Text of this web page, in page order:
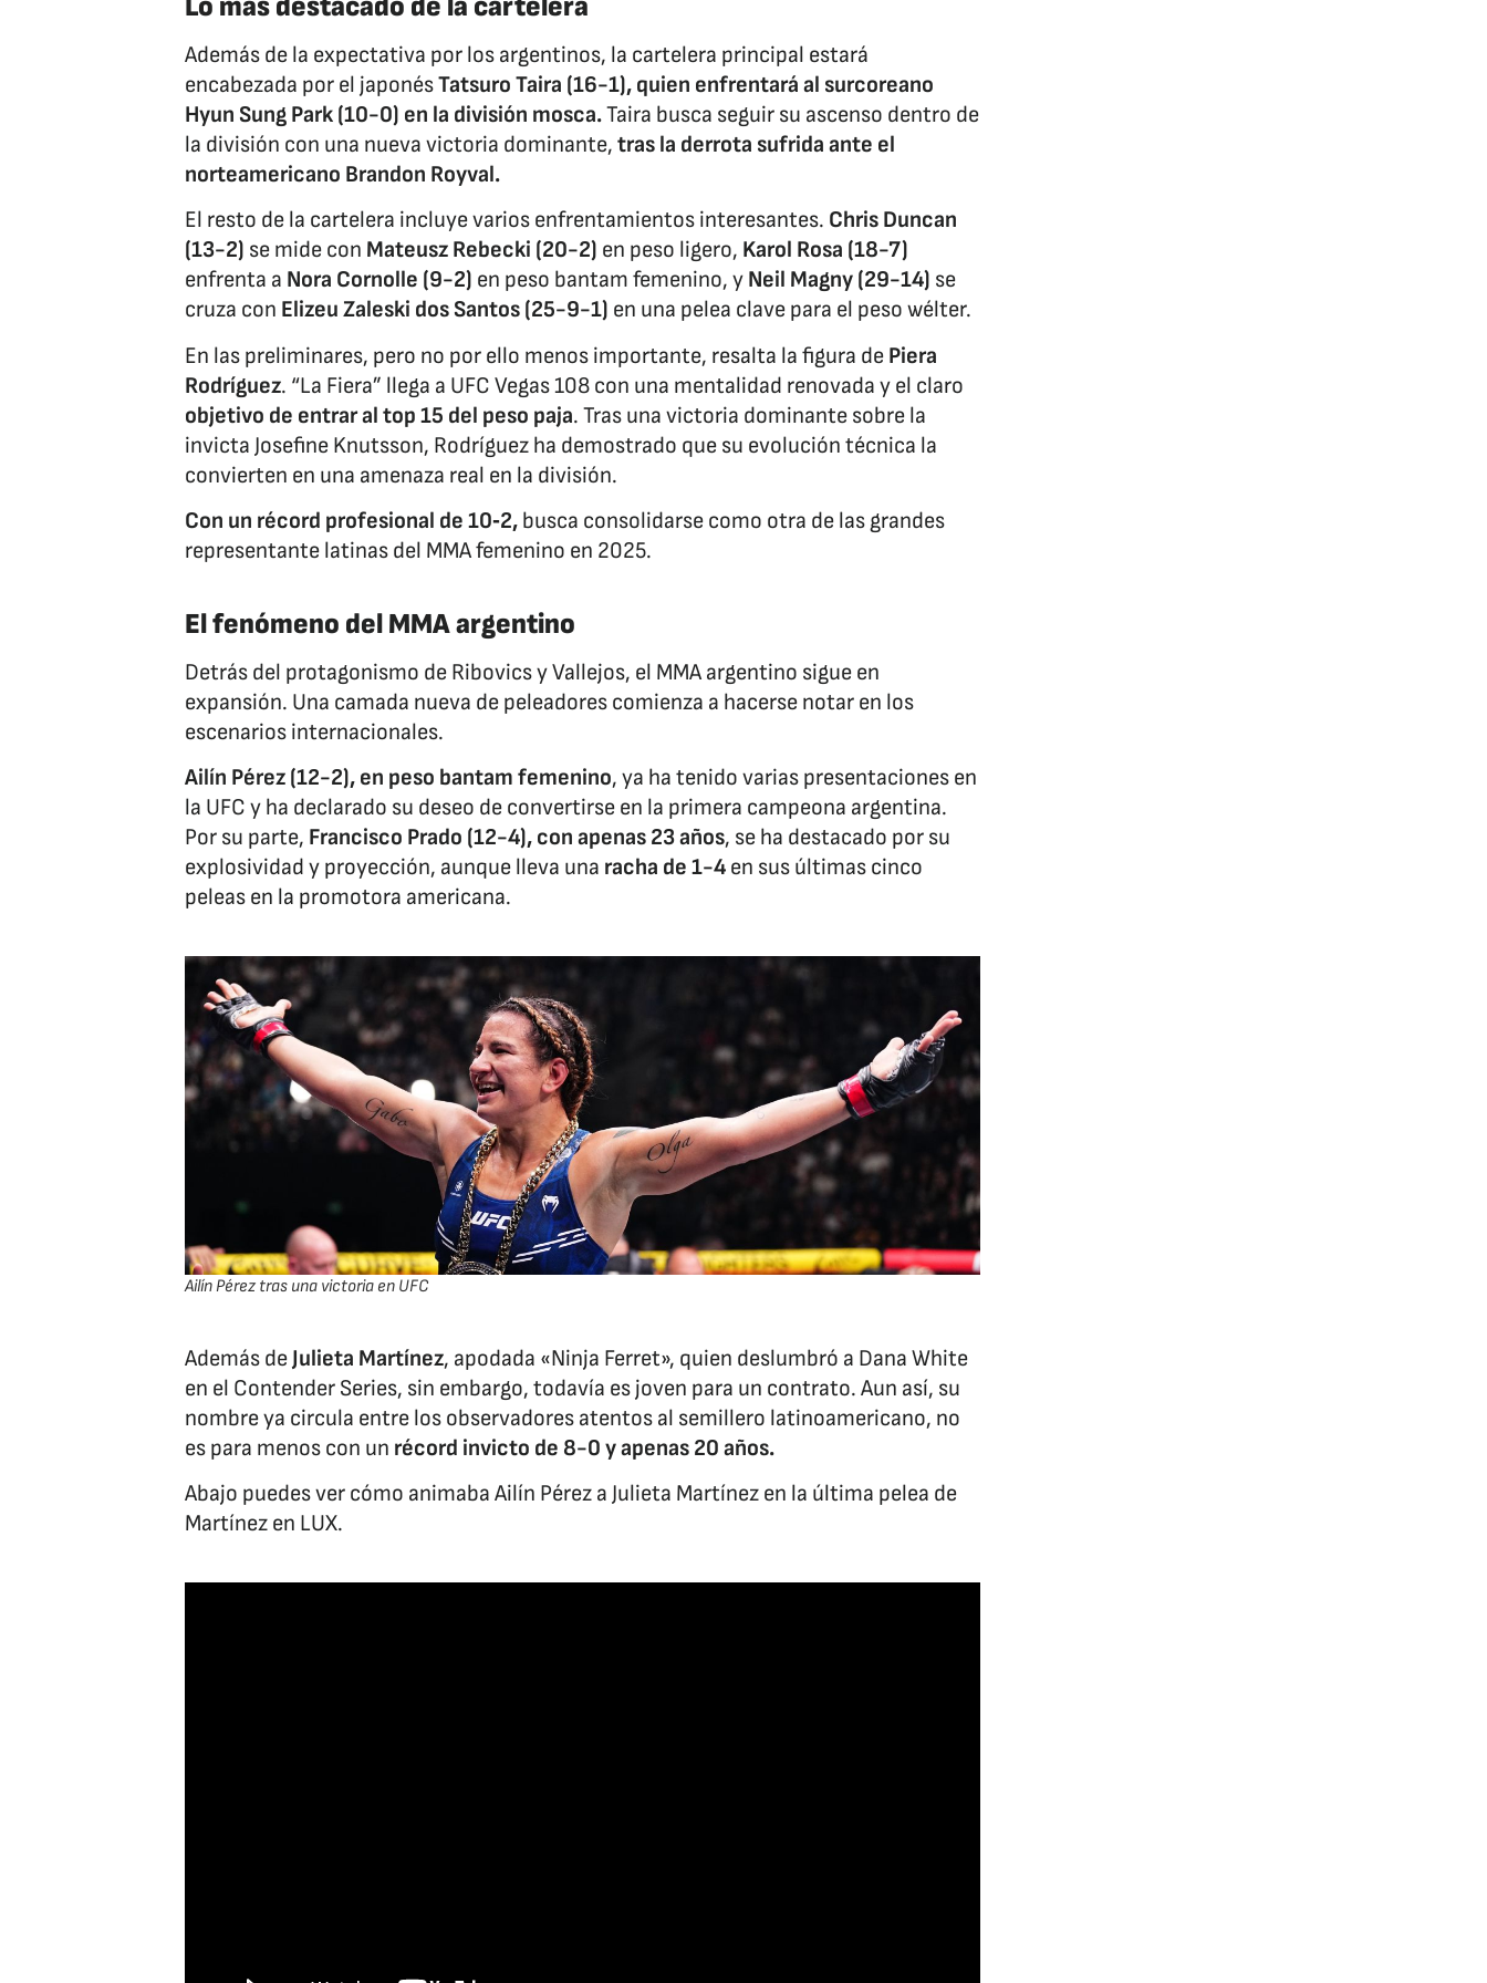
Lo más destacado de la cartelera
Además de la expectativa por los argentinos, la cartelera principal estará
encabezada por el japonésTatsuro Taira (16-1), quien enfrentará al surcoreano
Hyun Sung Park (10-0) en la división mosca.Taira busca seguir su ascenso dentro de
la división con una nueva victoria dominante, tras la derrota sufrida ante el
norteamericano Brandon Royval.
El resto de la cartelera incluye varios enfrentamientos interesantes. Chris Duncan
(13-2) se mide con Mateusz Rebecki (20-2) en peso ligero, Karol Rosa (18-7)
enfrenta a Nora Cornolle (9-2) en peso bantam femenino, y Neil Magny (29-14) se
cruza con Elizeu Zaleski dos Santos (25-9-1) en una pelea clave para el peso wélter.
En las preliminares, pero no por ello menos importante, resalta la figura de Piera
Rodríguez. “La Fiera” llega a UFC Vegas 108 con una mentalidad renovada y el claro
objetivo de entrar al top 15 del peso paja. Tras una victoria dominante sobre la
invicta Josefine Knutsson, Rodríguez ha demostrado que su evolución técnica la
convierten en una amenaza real en la división.
Con un récord profesional de 10‑2, busca consolidarse como otra de las grandes
representante latinas del MMA femenino en 2025.
El fenómeno del MMA argentino
Detrás del protagonismo de Ribovics y Vallejos, el MMA argentino sigue en
expansión. Una camada nueva de peleadores comienza a hacerse notar en los
escenarios internacionales.
Ailín Pérez (12-2), en peso bantam femenino, ya ha tenido varias presentaciones en
la UFC y ha declarado su deseo de convertirse en la primera campeona argentina.
Por su parte, Francisco Prado (12-4), con apenas 23 años, se ha destacado por su
explosividad y proyección, aunque lleva una racha de 1-4 en sus últimas cinco
peleas en la promotora americana.
Ailín Pérez tras una victoria en UFC
Además de Julieta Martínez, apodada «Ninja Ferret», quien deslumbró a Dana White
en el Contender Series, sin embargo, todavía es joven para un contrato. Aun así, su
nombre ya circula entre los observadores atentos al semillero latinoamericano, no
es para menos con un récord invicto de 8-0 y apenas 20 años.
Abajo puedes ver cómo animaba Ailín Pérez a Julieta Martínez en la última pelea de
Martínez en LUX.